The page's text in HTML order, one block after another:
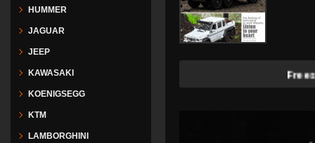
HUMMER
JAGUAR
JEEP
KAWASAKI
KOENIGSEGG
KTM
LAMBORGHINI
Freeship tại